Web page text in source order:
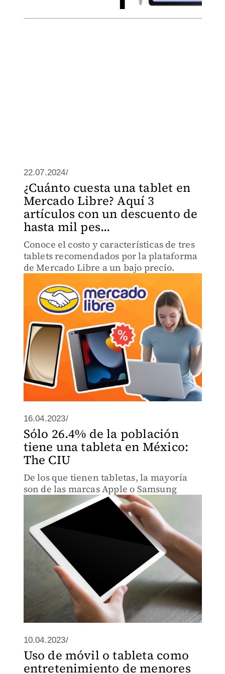
22.07.2024/
¿Cuánto cuesta una tablet en
Mercado Libre? Aquí 3
artículos con un descuento de
hasta mil pes...
Conoce el costo y características de tres
tablets recomendados por la plataforma
de Mercado Libre a un bajo precio.
16.04.2023/
Sólo 26.4% de la población
tiene una tableta en México:
The CIU
De los que tienen tabletas, la mayoría
son de las marcas Apple o Samsung
10.04.2023/
Uso de móvil o tableta como
entretenimiento de menores